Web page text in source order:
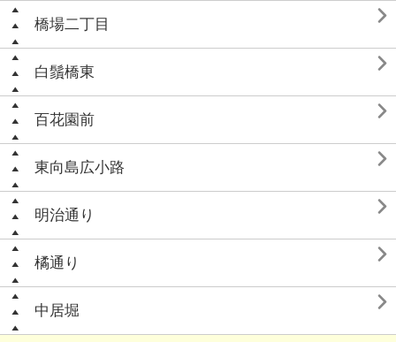
橋場二丁目 
白鬚橋東 
百花園前 
東向島広小路 
明治通り 
橘通り 
中居堀 